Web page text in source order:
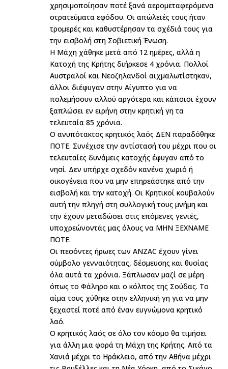
χρησιμοποίησαν ποτέ ξανά αερομεταφερόμενα
στρατεύματα εφόδου. Οι απώλειές τους ήταν
τρομερές και καθυστέρησαν τα σχέδιά τους για
την εισβολή στη Σοβιετική Ένωση.
Η Μάχη χάθηκε μετά από 12 ημέρες, αλλά η
Κατοχή της Κρήτης διήρκεσε 4 χρόνια. Πολλοί
Αυστραλοί και Νεοζηλανδοί αιχμαλωτίστηκαν,
άλλοι διέφυγαν στην Αίγυπτο για να
πολεμήσουν αλλού αργότερα και κάποιοι έχουν
ξαπλώσει εν ειρήνη στην κρητική γη τα
τελευταία 85 χρόνια.
Ο ανυπότακτος κρητικός λαός ΔΕΝ παραδόθηκε
ΠΟΤΕ. Συνέχισε την αντίστασή του μέχρι που οι
τελευταίες δυνάμεις κατοχής έφυγαν από το
νησί. Δεν υπήρχε σχεδόν κανένα χωριό ή
οικογένεια που να μην επηρεάστηκε από την
εισβολή και την κατοχή. Οι Κρητικοί κουβαλούν
αυτή την πληγή στη συλλογική τους μνήμη και
την έχουν μεταδώσει στις επόμενες γενιές,
υποχρεώνοντάς μας όλους να ΜΗΝ ΞΕΧΝΑΜΕ
ΠΟΤΕ.
Οι πεσόντες ήρωες των ANZAC έχουν γίνει
σύμβολο γενναιότητας, δέσμευσης και θυσίας
όλα αυτά τα χρόνια. Ξάπλωσαν μαζί σε μέρη
όπως το Φάληρο και ο κόλπος της Σούδας. Το
αίμα τους χύθηκε στην ελληνική γη για να μην
ξεχαστεί ποτέ από έναν ευγνώμονα κρητικό
λαό.
Ο κρητικός λαός σε όλο τον κόσμο θα τιμήσει
για άλλη μια φορά τη Μάχη της Κρήτης. Από τα
Χανιά μέχρι το Ηράκλειο, από την Αθήνα μέχρι